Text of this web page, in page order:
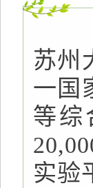
苏州
一国
等综
实验